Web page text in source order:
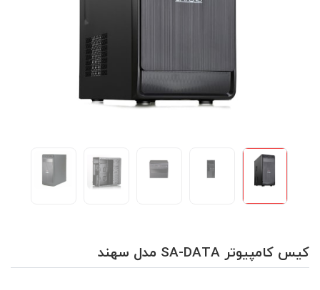
کیس کامپیوتر SA-DATA مدل سهند